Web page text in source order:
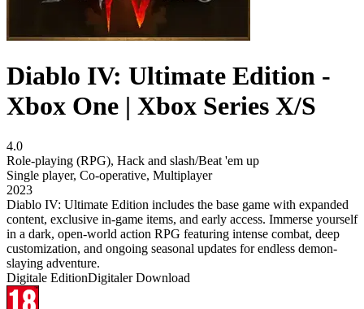
Diablo IV: Ultimate Edition -
Xbox One | Xbox Series X/S
4.0
Role-playing (RPG), Hack and slash/Beat 'em up
Single player, Co-operative, Multiplayer
2023
Diablo IV: Ultimate Edition includes the base game with expanded
content, exclusive in-game items, and early access. Immerse yourself
in a dark, open-world action RPG featuring intense combat, deep
customization, and ongoing seasonal updates for endless demon-
slaying adventure.
Digitale EditionDigitaler Download